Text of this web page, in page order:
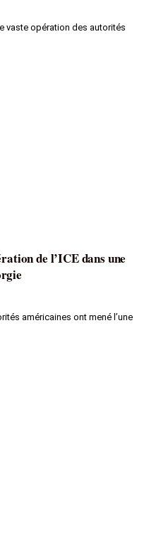
vaste opération des autorités
de l’ICE dans une
américaines ont mené l’une